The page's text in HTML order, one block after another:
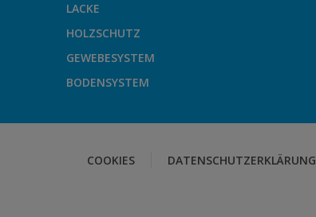
LACKE
HOLZSCHUTZ
GEWEBESYSTEM
BODENSYSTEM
COOKIES DATENSCHUTZERKLÄRUNG